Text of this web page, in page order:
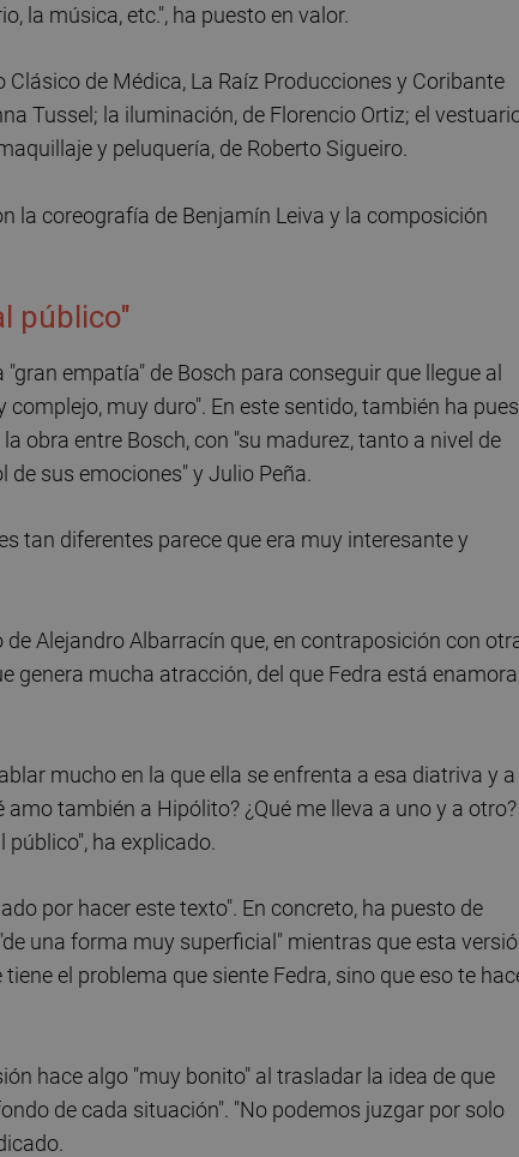
la música, etc.", ha puesto en valor.
de Médica, La Raíz Producciones y Coribante
Tussel; la iluminación, de Florencio Ortiz; el
y peluquería, de Roberto Sigueiro.
la coreografía de Benjamín Leiva y la composición
público"
empatía" de Bosch para conseguir que llegue al
muy duro". En este sentido, también ha
obra entre Bosch, con "su madurez, tanto a nivel de
sus emociones" y Julio Peña.
tan diferentes parece que era muy interesante y
Alejandro Albarracín que, en contraposición con
genera mucha atracción, del que Fedra está
mucho en la que ella se enfrenta a esa diatriva y a
también a Hipólito? ¿Qué me lleva a uno y a otro?
ha explicado.
por hacer este texto". En concreto, ha puesto de
una forma muy superficial" mientras que esta
el problema que siente Fedra, sino que eso te
hace algo "muy bonito" al trasladar la idea de que
de cada situación". "No podemos juzgar por solo